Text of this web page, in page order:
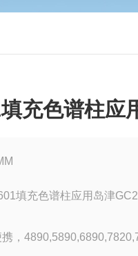
充色谱柱应
填充色谱柱应用岛津
，